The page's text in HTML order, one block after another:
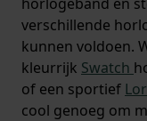
verschillende
kunnen voldoen.
kleurrijk Swatch
of een sportief
cool genoeg om